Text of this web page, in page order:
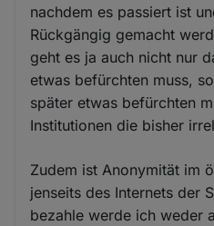
nachdem es passiert ist
Rückgängig gemacht
geht es ja auch nicht nur
etwas befürchten muss,
später etwas befürchten
Institutionen die bisher
Zudem ist Anonymität im
jenseits des Internets der
bezahle werde ich weder